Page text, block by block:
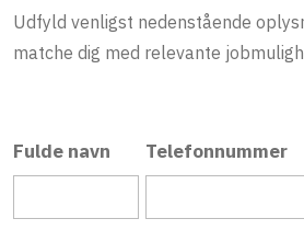
Udfyld venligst nedenstående
matche dig med relevante
Fulde navn Telefonnummer